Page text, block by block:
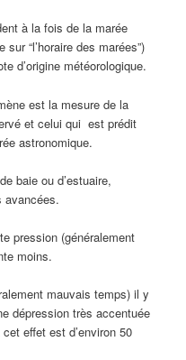
à la fois de la marée
“l’horaire des marées”)
d’origine météorologique.
est la mesure de la
et celui qui est prédit
astronomique.
baie ou d’estuaire,
avancées.
pression (généralement
moins.
mauvais temps) il y
dépression très accentuée
effet est d’environ 50